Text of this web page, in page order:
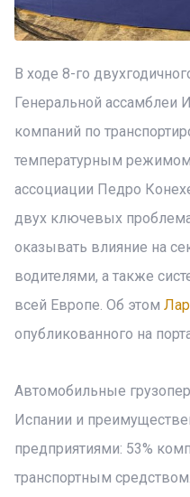
В ходе 8-го
Генеральной ассамблеи
компаний по
температурным
ассоциации Педро
двух ключевых
оказывать влияние на
водителями, а также
всей Европе. Об этом
опубликованного на
Автомобильные
Испании и
предприятиями: 53%
транспортным